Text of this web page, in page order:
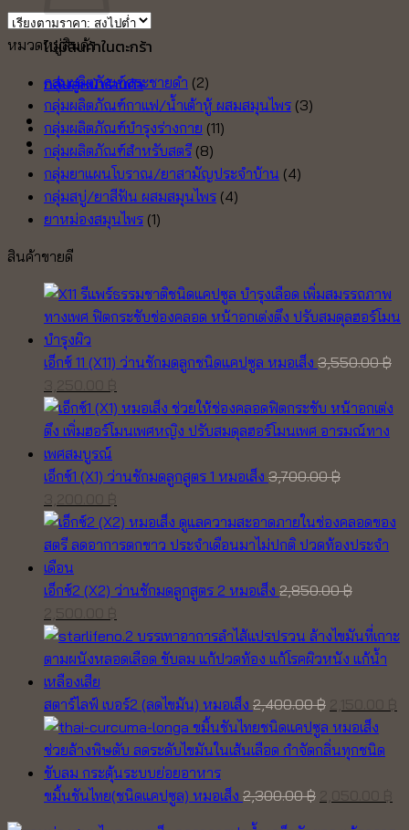
ไม่มีสินค้าในตะกร้า
กลับสู่หน้าร้านค้า
หมวดหมู่สินค้า
กลุ่มผลิตภัณฑ์กระชายดำ (2)
กลุ่มผลิตภัณฑ์กาแฟ/น้ำเต้าหู้ ผสมสมุนไพร (3)
กลุ่มผลิตภัณฑ์บำรุงร่างกาย (11)
กลุ่มผลิตภัณฑ์สำหรับสตรี (8)
กลุ่มยาแผนโบราณ/ยาสามัญประจำบ้าน (4)
กลุ่มสบู่/ยาสีฟัน ผสมสมุนไพร (4)
ยาหม่องสมุนไพร (1)
สินค้าขายดี
เอ็กซ์ 11 (X11) ว่านชักมดลูกชนิดแคปซูล หมอเส็ง 3,550.00฿
price
was:
3,550.00 ฿.
price
is:
เอ็กซ์1 (X1) ว่านชักมดลูกสูตร 1 หมอเส็ง 3,700.00฿
price
was:
3,700.00 ฿.
price
is:
เอ็กซ์2 (X2) ว่านชักมดลูกสูตร 2 หมอเส็ง 2,850.00฿
price
was:
2,850.00 ฿.
price
is:
สตาร์ไลฟ์ เบอร์2 (ลดไขมัน) หมอเส็ง 2,400.00฿
price
was:
ขมิ้นชันไทย(ชนิดแคปซูล) หมอเส็ง 2,300.00฿